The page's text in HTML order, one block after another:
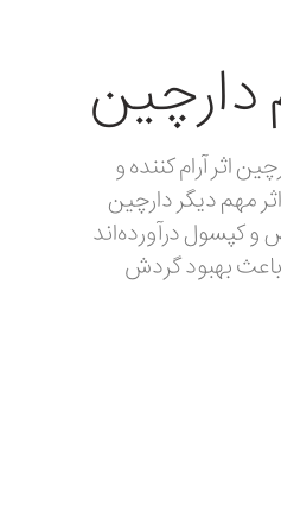
اثر آرام کننده و
مهم دیگر دارچین
کپسول درآورده‌اند
باعث بهبود گردش